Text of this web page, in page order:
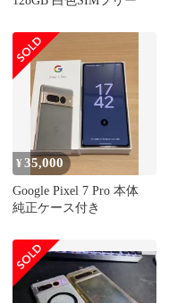
¥35,000
Google Pixel 7 Pro 本体
純正ケース付き